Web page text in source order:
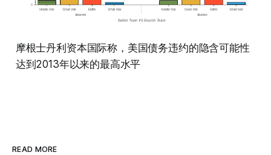
摩根士丹利资本国际称，美国债务违约的隐含可能性
达到2013年以来的最高水平
READ MORE